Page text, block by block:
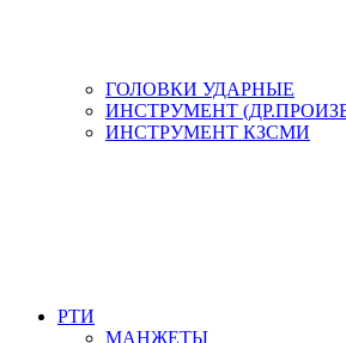
ГОЛОВКИ УДАРНЫЕ
ИНСТРУМЕНТ
ИНСТРУМЕНТ КЗСМИ
РТИ
МАНЖЕТЫ